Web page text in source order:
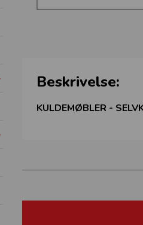
Beskrivelse:
KULDEMØBLER -